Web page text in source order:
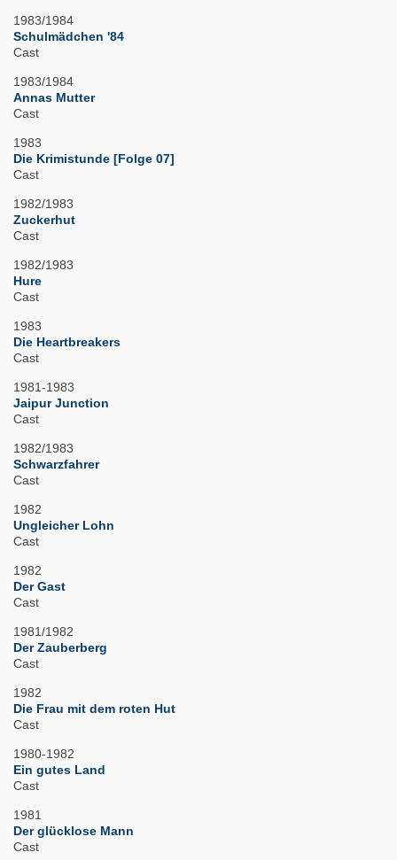
1983/1984
Schulmädchen '84
Cast
1983/1984
Annas Mutter
Cast
1983
Die Krimistunde [Folge 07]
Cast
1982/1983
Zuckerhut
Cast
1982/1983
Hure
Cast
1983
Die Heartbreakers
Cast
1981-1983
Jaipur Junction
Cast
1982/1983
Schwarzfahrer
Cast
1982
Ungleicher Lohn
Cast
1982
Der Gast
Cast
1981/1982
Der Zauberberg
Cast
1982
Die Frau mit dem roten Hut
Cast
1980-1982
Ein gutes Land
Cast
1981
Der glücklose Mann
Cast